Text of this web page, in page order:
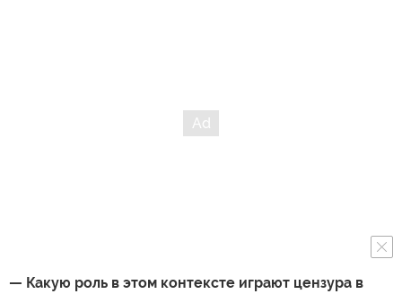
— Какую роль в этом контексте играют цензура в